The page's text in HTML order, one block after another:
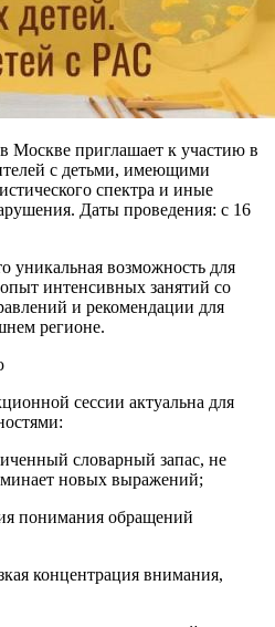
приглашает к участию в
с детьми, имеющими
спектра и иные
Даты проведения: с 16
уникальная возможность для
интенсивных занятий со
и рекомендации для
регионе.
сессии актуальна для
словарный запас, не
новых выражений;
обращений
концентрация внимания,